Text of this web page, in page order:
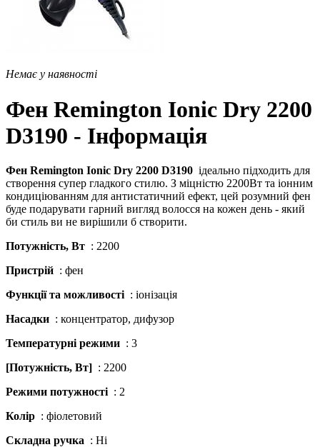
Немає у наявності
Фен Remington Ionic Dry 2200
D3190 - Інформація
Фен Remington Ionic Dry 2200 D3190 ідеально підходить для
створення супер гладкого стилю. З міцністю 2200Вт та іонним
кондиціюванням для антистатичний ефект, цей розумний фен
буде подарувати гарний вигляд волосся на кожен день - який
би стиль ви не вирішили б створити.
Потужність, Вт : 2200
Пристрій : фен
Функції та можливості : іонізація
Насадки : концентратор, дифузор
Температурні режими : 3
[Потужність, Вт] : 2200
Режими потужності : 2
Колір : фіолетовий
Складна ручка : Ні